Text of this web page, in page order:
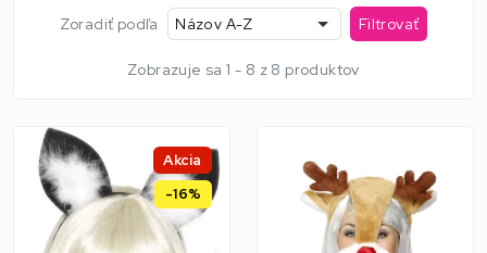
Zoradiť podľa Názov A-Z Filtrovať
Zobrazuje sa 1 - 8 z 8 produktov
Akcia
-16%